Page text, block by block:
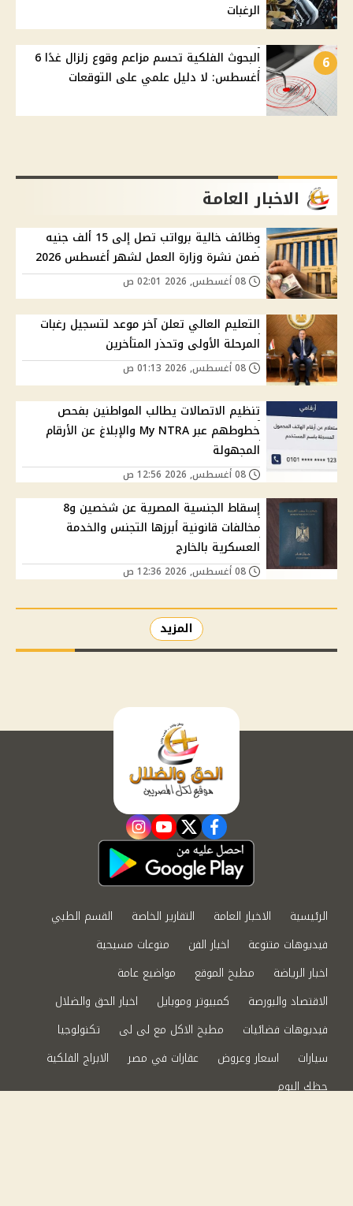
الرغبات
6
البحوث الفلكية تحسم مزاعم وقوع زلزال غدًا 6
أغسطس: لا دليل علمي على التوقعات
الاخبار العامة
وظائف خالية برواتب تصل إلى 15 ألف جنيه
ضمن نشرة وزارة العمل لشهر أغسطس 2026
التعليم العالي تعلن آخر موعد لتسجيل رغبات
المرحلة الأولى وتحذر المتأخرين
تنظيم الاتصالات يطالب المواطنين بفحص
خطوطهم عبر My NTRA والإبلاغ عن الأرقام
المجهولة
إسقاط الجنسية المصرية عن شخصين و8
مخالفات قانونية أبرزها التجنس والخدمة
العسكرية بالخارج
المزيد
facebook
twitter
youtube
instagram
الرئيسية الاخبار العامة التقارير الخاصة
القسم الطبي
فيديوهات متنوعة
اخبار الفن
منوعات مسيحية
اخبار الرياضة
مطبخ الموقع
مواضيع عامة
الاقتصاد والبورصة
كمبيوتر وموبايل
اخبار الحق والضلال
فيديوهات فضائيات
مطبخ الاكل مع لى لى
تكنولوجيا
سيارات
اسعار وعروض عقارات في مصر
الابراج الفلكية
حظك اليوم